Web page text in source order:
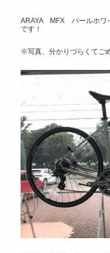
ARAYA MFX パールホワ
です！
※写真、分かりづらくてご